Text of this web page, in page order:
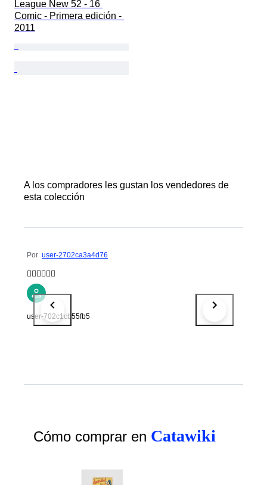
League New 52 - 16
Comic - Primera edición -
2011
A los compradores les gustan los vendedores de
esta colección
Por user-2702ca3a4d76
👍🏻👍🏻👍🏻
user-702c1cb55fb5
Cómo comprar en Catawiki